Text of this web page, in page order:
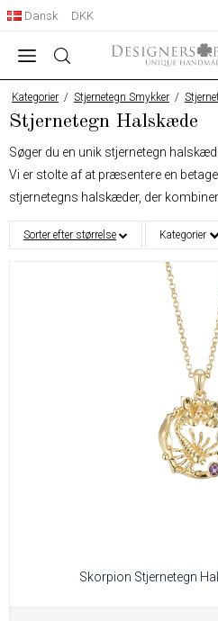
Dansk DKK
Kategorier / Stjernetegn Smykker /
Stjernetegn Halskæde
Søger du en unik stjernetegn
Vi er stolte af at præsentere en
stjernetegns halskæder, der
med dansk designæstetik. Disse
til at fejre vores unikke astrologiske
Hver stjernetegns halskæde er nøje
fange essensen af hvert stjernetegn
Designers Favorits team af
håndværkere har arbejdet med
smykker af højeste kvalitet, der
skaber en forbindelse med
Sorter efter størrelse Kategorier
Skorpion Stjernetegn